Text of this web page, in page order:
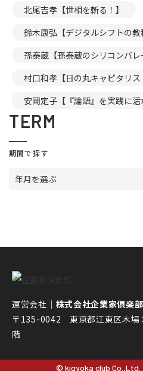
北尾吉孝【世相を斬る！】
鈴木康弘【デジタルシフトの教
孫泰蔵【孫泰蔵のシリコンバレ
村口和孝【日の丸キャピタリス
安岡定子【『論語』を実践に活
TERM
期間で探す
年月を選ぶ
運営会社｜ 株式会社企業家倶楽部
〒135-0042 東京都江東区木場
階
© kigyoka club Co.,Ltd.